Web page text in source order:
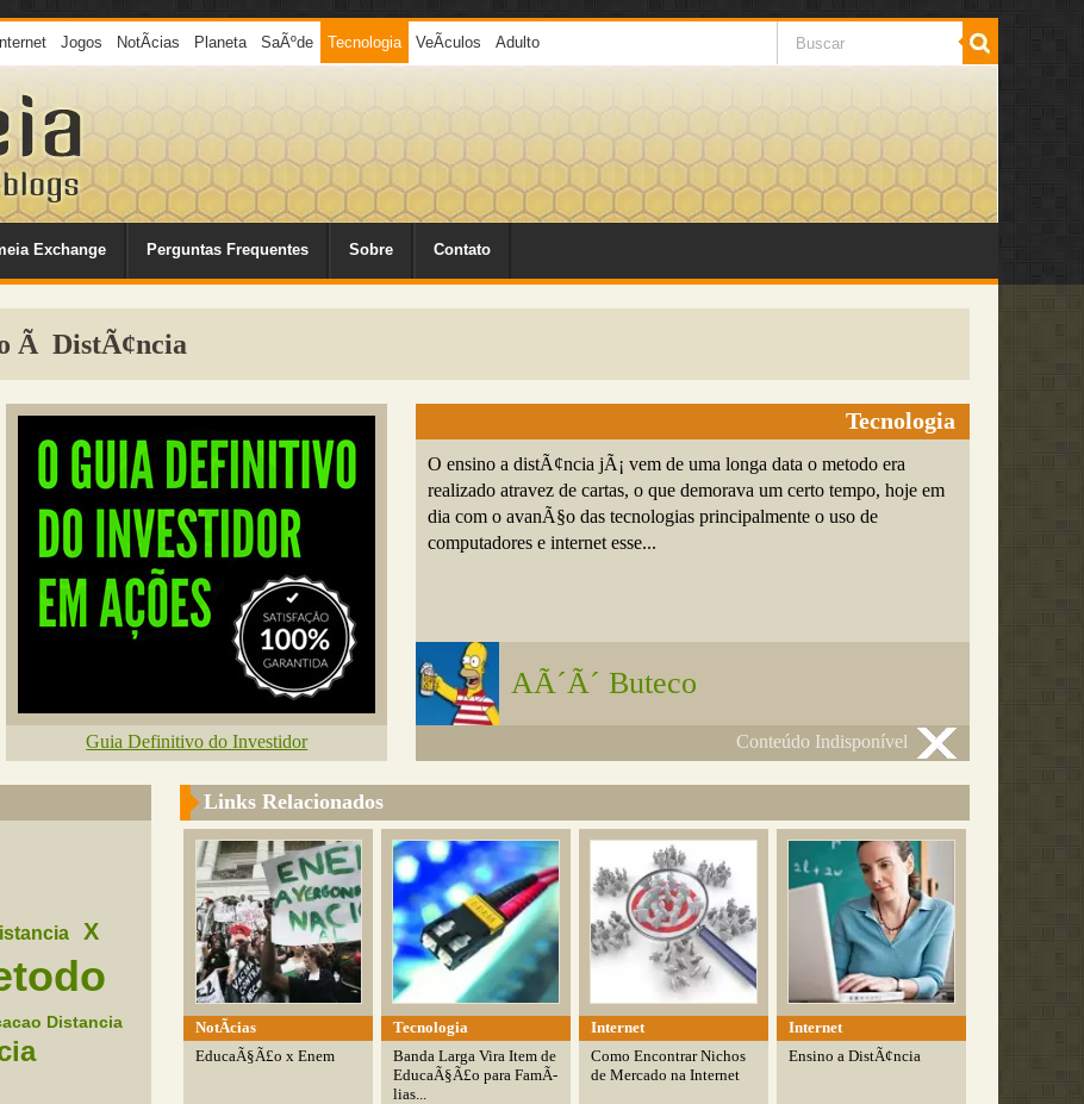
Internet Jogos NotÃ­cias Planeta SaÃºde Tecnologia VeÃ­culos Adulto
Exchange Perguntas Frequentes Sobre Contato
Ã DistÃ¢ncia
Guia Definitivo do Investidor
Tecnologia
O ensino a distÃ¢ncia jÃ¡ vem de uma longa data o metodo era
realizado atravez de cartas, o que demorava um certo tempo, hoje em
dia com o avanÃ§o das tecnologias principalmente o uso de
computadores e internet esse...
AÃ´Ã´ Buteco
Conteúdo Indisponível
X
Distancia
Links Relacionados
NotÃ­cias
EducaÃ§Ã£o x Enem
Tecnologia
Banda Larga Vira Item de
EducaÃ§Ã£o para FamÃ­
lias...
Internet
Como Encontrar Nichos
de Mercado na Internet
Internet
Ensino a DistÃ¢ncia